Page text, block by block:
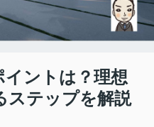
イントは？理想
ステップを解説